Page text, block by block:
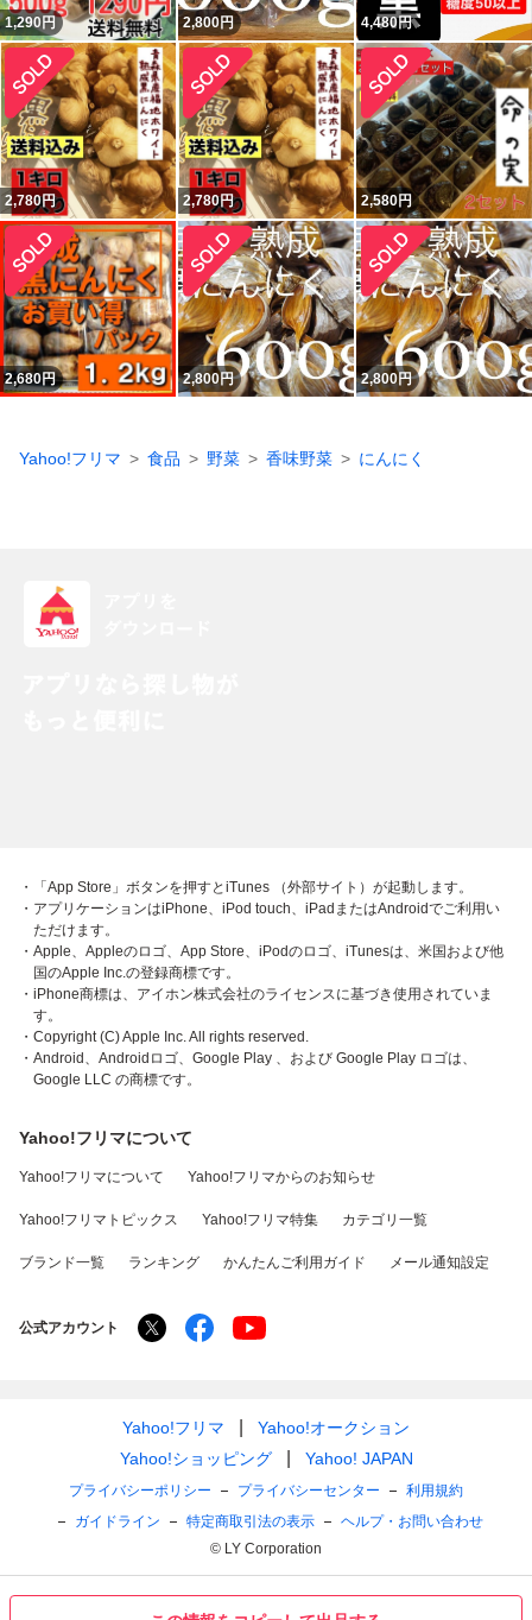
1,290円 2,800円 4,480円
2,780円 2,780円 2,580円
2,680円 2,800円 2,800円
Yahoo!フリマ 食品 野菜 香味野菜 にんにく
・「App Store」ボタンを押すとiTunes （外部サイト）が起動します。
・アプリケーションはiPhone、iPod touch、iPadまたはAndroidでご利用い
ただけます。
・Apple、Appleのロゴ、App Store、iPodのロゴ、iTunesは、米国および他
国のApple Inc.の登録商標です。
・iPhone商標は、アイホン株式会社のライセンスに基づき使用されていま
す。
・Copyright (C) Apple Inc. All rights reserved.
・Android、Androidロゴ、Google Play 、および Google Play ロゴは、
Google LLC の商標です。
Yahoo!フリマについて
Yahoo!フリマについて Yahoo!フリマからのお知らせ
Yahoo!フリマトピックス Yahoo!フリマ特集 カテゴリ一覧
ブランド一覧 ランキング かんたんご利用ガイド メール通知設定
公式アカウント
Yahoo!フリマ
Yahoo!オークション
Yahoo!ショッピング
Yahoo! JAPAN
プライバシーポリシー プライバシーセンター
利用規約
ガイドライン
特定商取引法の表示
ヘルプ・お問い合わせ
© LY Corporation